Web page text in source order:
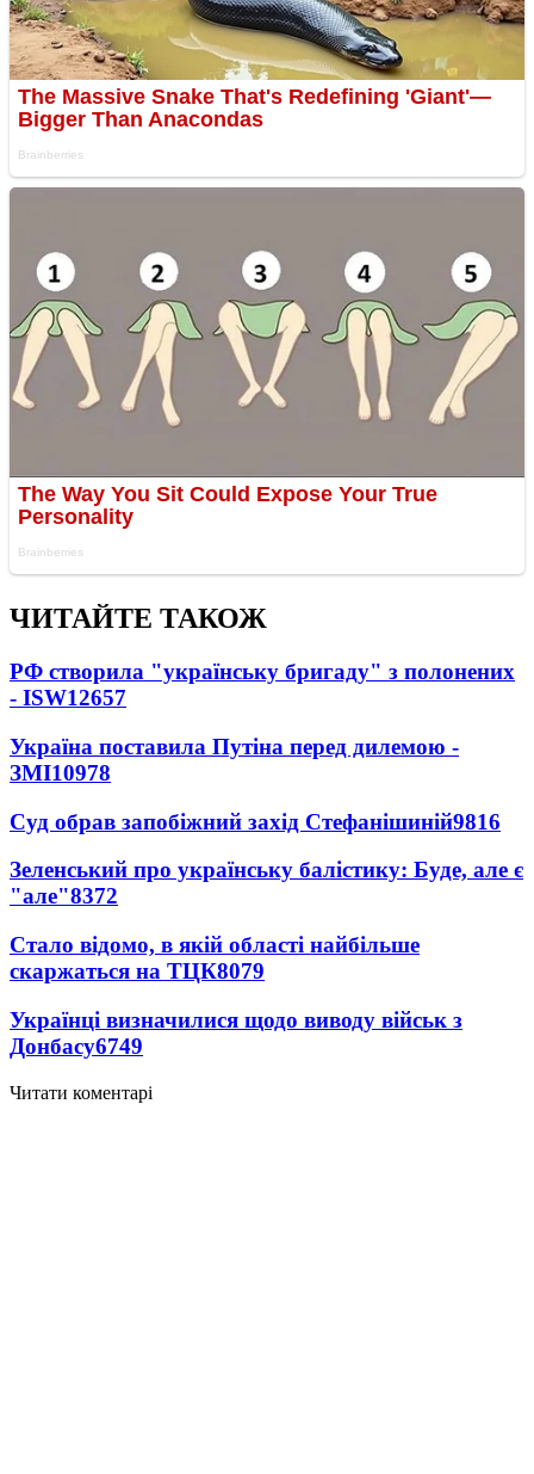
ЧИТАЙТЕ ТАКОЖ
РФ створила "українську бригаду" з полонених
- ISW12657
Україна поставила Путіна перед дилемою -
ЗМІ10978
Суд обрав запобіжний захід Стефанішиній9816
Зеленський про українську балістику: Буде, але є
"але"8372
Стало відомо, в якій області найбільше
скаржаться на ТЦК8079
Українці визначилися щодо виводу військ з
Донбасу6749
Читати коментарі